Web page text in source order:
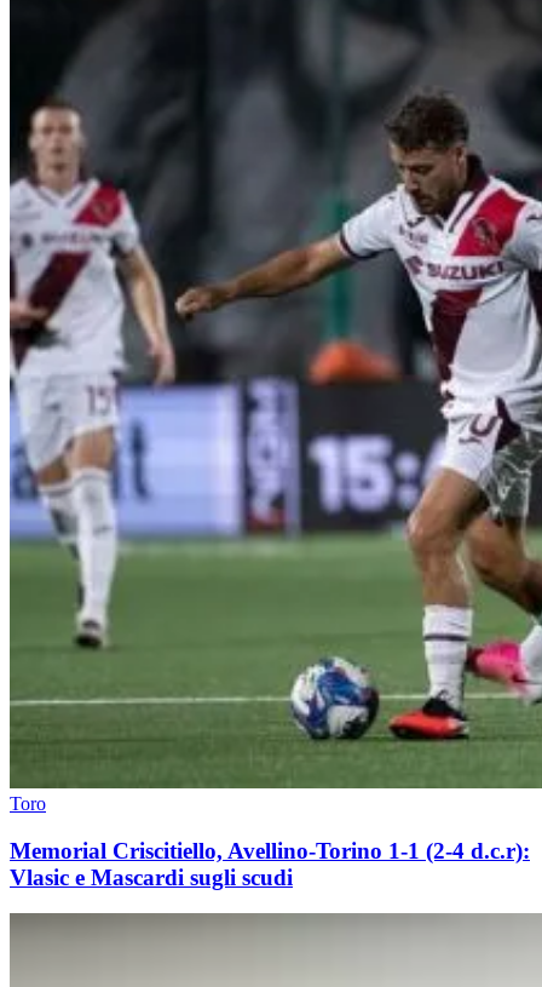
Toro
Memorial Criscitiello, Avellino-Torino 1-1 (2-4 d.c.r):
Vlasic e Mascardi sugli scudi